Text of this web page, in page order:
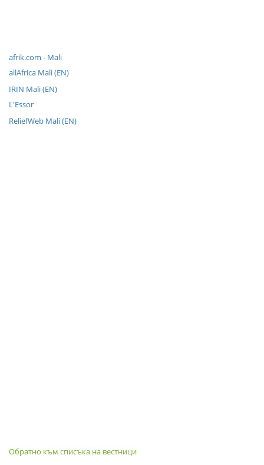
afrik.com - Mali
allAfrica Mali (EN)
IRIN Mali (EN)
L'Essor
ReliefWeb Mali (EN)
Обратно към списъка на вестници